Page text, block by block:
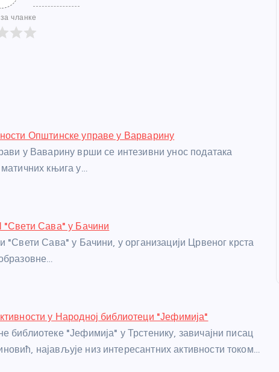
чланке
Општинске управе у Варварину
у Ваварину врши се интезивни унос података
књига у…
"Свети Сава" у Бачини
"Свети Сава" у Бачини, у организацији Црвеног крста
у Народној библиотеци "Јефимија"
библиотеке "Јефимија" у Трстенику, завичајни писац
најављује низ интересантних активности током…